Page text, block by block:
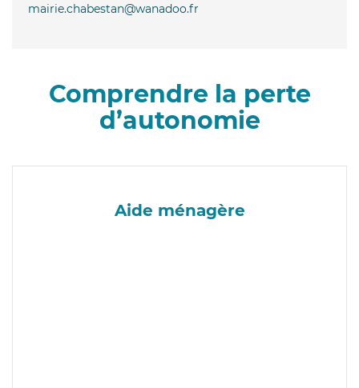
mairie.chabestan@wanadoo.fr
Comprendre la perte
d’autonomie
Aide ménagère